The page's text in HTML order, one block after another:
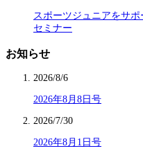
スポーツジュニアをサ
セミナー
お知らせ
2026/8/6
2026年8月8日号
2026/7/30
2026年8月1日号